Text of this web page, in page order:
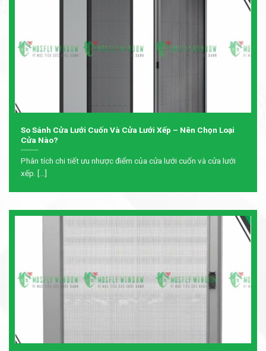
So Sánh Cửa Lưới Cuốn Và Cửa Lưới Xếp – Nên Chọn Loại
Cửa Nào?
Phân tích chi tiết ưu nhược điểm của cửa lưới cuốn và cửa lưới
xếp. [...]